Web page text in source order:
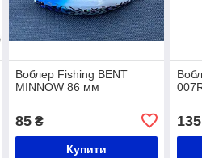
Воблер Fishing BENT
MINNOW 86 мм
85₴
Купити
135